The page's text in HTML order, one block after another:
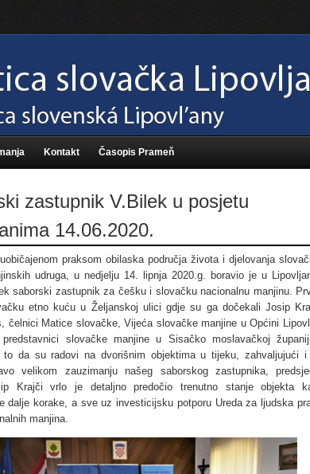
Kontakt Časopis Prameň
zastupnik V.Bilek u posjetu
14.06.2020.
praksom obilaska područja života i djelovanja
udruga, u nedjelju 14. lipnja 2020.g. boravio je u
saborski zastupnik za češku i slovačku nacionalnu manjinu.
etno kuću u Željanskoj ulici gdje su ga dočekali Josip
čelnici Matice slovačke, Vijeća slovačke manjine u Općini
slovačke manjine u Sisačko moslavačkoj
to da su radovi na dvorišnim objektima u tijeku, zahvaljujući i
velikom zauzimanju našeg saborskog zastupnika,
Krajči vrlo je detaljno predočio trenutno stanje objekta
dalje korake, a sve uz investicijsku potporu Ureda za ljudska
manjina.